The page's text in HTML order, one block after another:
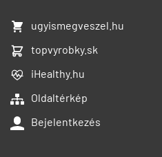
ugyismegveszel.hu
topvyrobky.sk
iHealthy.hu
Oldaltérkép
Bejelentkezés